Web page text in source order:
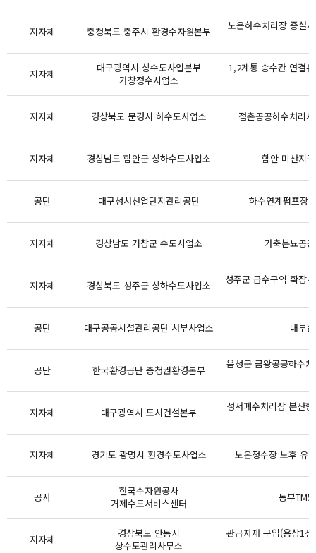
지자체 충청북도 충주시 환경수자원본부 노은하수처리장 증설
지자체
대구광역시 상수도사업본부
가창정수사업소
1,2계통 송수관 연결
지자체 경상북도 문경시 하수도사업소 점촌공공하수처리
지자체 경상남도 함안군 상하수도사업소 함안 미산지
공단 대구성서산업단지관리공단 하수연계펌프장
지자체 경상남도 거창군 수도사업소 가축분뇨공
지자체 경상북도 성주군 상하수도사업소 성주군 급수구역 확장
공단 대구공공시설관리공단 서부사업소 내부
공단 한국환경공단 충청권환경본부
음성군 금왕공공하수
지자체 대구광역시 도시건설본부 성서폐수처리장 분산
지자체 경기도 광명시 환경수도사업소 노온정수장 노후 유
공사
한국수자원공사
거제수도서비스센터
동부
지자체
경상북도 안동시
상수도관리사무소
관급자재 구입(용상1